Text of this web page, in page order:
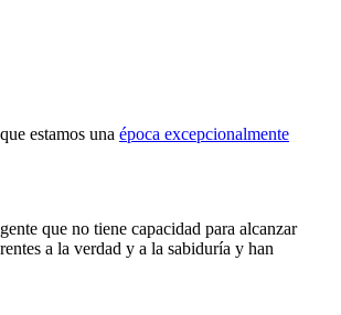
estamos una época excepcionalmente
que no tiene capacidad para alcanzar
a la verdad y a la sabiduría y han